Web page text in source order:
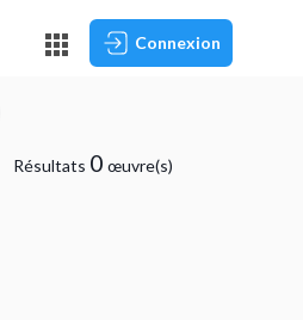
Connexion
Résultats 0 œuvre(s)